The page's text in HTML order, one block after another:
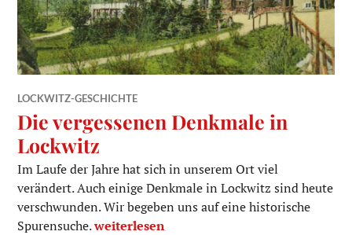
LOCKWITZ-GESCHICHTE
Die vergessenen Denkmale in
Lockwitz
Im Laufe der Jahre hat sich in unserem Ort viel
verändert. Auch einige Denkmale in Lockwitz sind heute
verschwunden. Wir begeben uns auf eine historische
Spurensuche.Die vergessenen Denkmale in Lockwitz
weiterlesen